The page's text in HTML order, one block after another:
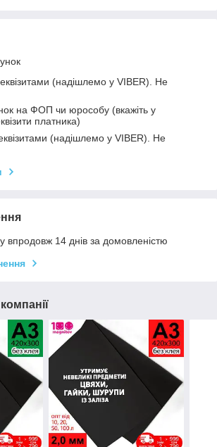
(надішлемо у VIBER). Не
на ФОП чи юрособу (вкажіть у
платника)
(надішлемо у VIBER). Не
впродовж 14 днів за домовленістю